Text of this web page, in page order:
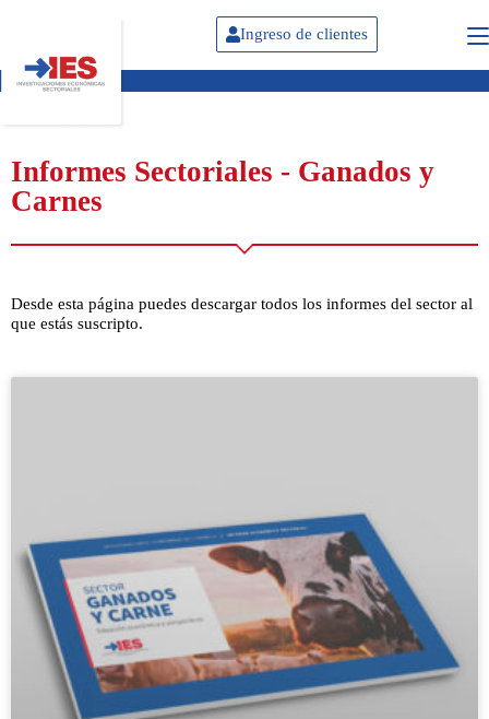
Ingreso de clientes
Informes Sectoriales - Ganados y
Carnes
Desde esta página puedes descargar todos los informes del sector al
que estás suscripto.